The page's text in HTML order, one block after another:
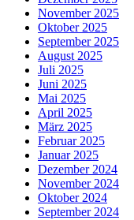
November 2025
Oktober 2025
September 2025
August 2025
Juli 2025
Juni 2025
Mai 2025
April 2025
März 2025
Februar 2025
Januar 2025
Dezember 2024
November 2024
Oktober 2024
September 2024